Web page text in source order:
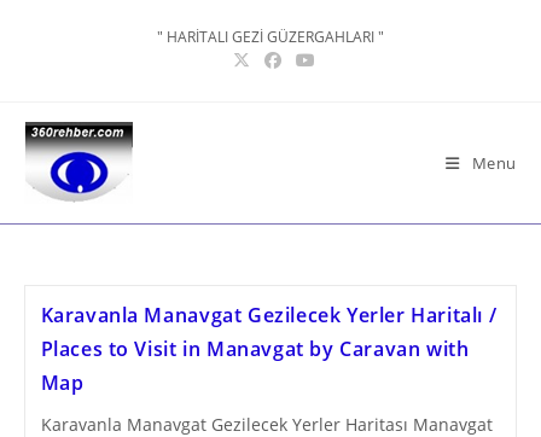
" HARİTALI GEZİ GÜZERGAHLARI "
Menu
Karavanla Manavgat Gezilecek Yerler Haritalı /
Places to Visit in Manavgat by Caravan with
Map
Karavanla Manavgat Gezilecek Yerler Haritası Manavgat